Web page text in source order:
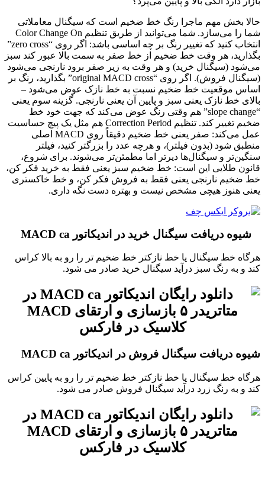
حالا بخش مهم ماجرا رنگ خط ضخیم است که سیگنال معاملاتی
شما را می‌سازد. شما می‌توانید از طریق تنظیم Color Change On
انتخاب کنید که تغییر رنگ بر چه اساسی باشد: اگر روی “zero cross”
بگذارید، هر وقت خط ضخیم از خط صفر به سمت بالا عبور کند سبز
می‌شود (سیگنال خرید) و هر وقت به زیر صفر برود نارنجی می‌شود
(سیگنال فروش). اگر روی “original MACD cross” بگذارید، رنگ بر
اساس موقعیت خط ضخیم نسبت به خط نازک عوض می‌شود –
بالای خط نازک یعنی سبز و پایین آن یعنی نارنجی. گزینه سوم یعنی
“slope change” هم وقتی رنگ عوض می‌کند که جهت خود خط
ضخیم تغییر کند. تنظیم Correction Period هم مثل یک پیچ حساسیت
عمل می‌کند: صفر یعنی خط ضخیم دقیقاً روی MACD اصلی
منطبق شود (بدون فیلتر)، و هرچه عدد را بزرگتر کنید، فیلتر
سنگین‌تر و سیگنال‌ها دیرتر اما مطمئن‌تر می‌شوند. برای شروع،
قانون طلایی این است: خط ضخیم سبز یعنی فقط به خرید فکر کن،
خط ضخیم نارنجی یعنی فقط به فروش فکر کن، و خط خاکستری
یعنی هنوز هیچی مشخص نیست و بهتره دست نگه داری.
شیوه دریافت سیگنال خرید در اندیکاتور MACD ca
هرگاه خط سیگنال یا خط نازکتر خط ضخیم تر را رو به بالا کراس
کند و به رنگ سبز درآید سیگنال خرید صادر می شود.
شیوه دریافت سیگنال فروش در اندیکاتور MACD ca
هرگاه خط سیگنال یا خط نازکتر خط ضخیم تر را رو به پایین کراس
کند و به رنگ زرد درآید سیگنال فروش صادر می شود.